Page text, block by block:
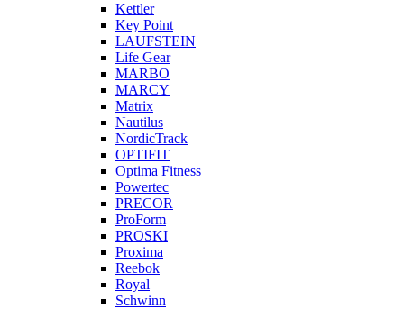
Kettler
Key Point
LAUFSTEIN
Life Gear
MARBO
MARCY
Matrix
Nautilus
NordicTrack
OPTIFIT
Optima Fitness
Powertec
PRECOR
ProForm
PROSKI
Proxima
Reebok
Royal
Schwinn